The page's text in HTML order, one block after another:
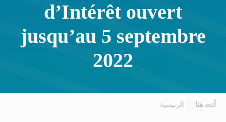
d’Intérêt ouvert
jusqu’au 5 septembre
2022
أنت هنا الرئيسية